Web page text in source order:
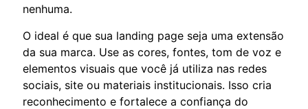
nenhuma.
O ideal é que sua landing page seja uma extensão
da sua marca. Use as cores, fontes, tom de voz e
elementos visuais que você já utiliza nas redes
sociais, site ou materiais institucionais. Isso cria
reconhecimento e fortalece a confiança do